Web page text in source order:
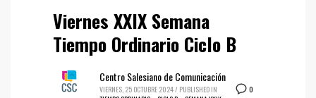
Viernes XXIX Semana
Tiempo Ordinario Ciclo B
0
Centro Salesiano de Comunicación
VIERNES, 25 OCTUBRE 2024/ PUBLISHED IN